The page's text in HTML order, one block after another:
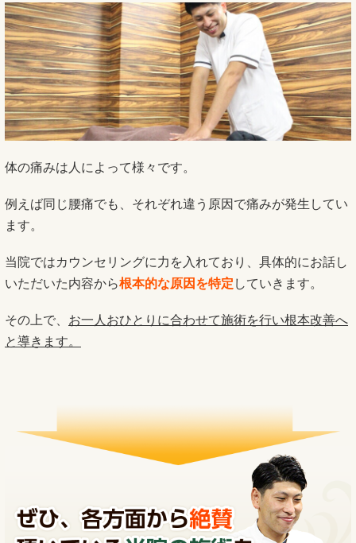
体の痛みは人によって様々です。
例えば同じ腰痛でも、それぞれ違う原因で痛みが発生してい
ます。
当院ではカウンセリングに力を入れており、具体的にお話し
いただいた内容から根本的な原因を特定 していきます。
その上で、 お一人おひとりに合わせて施術を行い根本改善へ
と導きます。